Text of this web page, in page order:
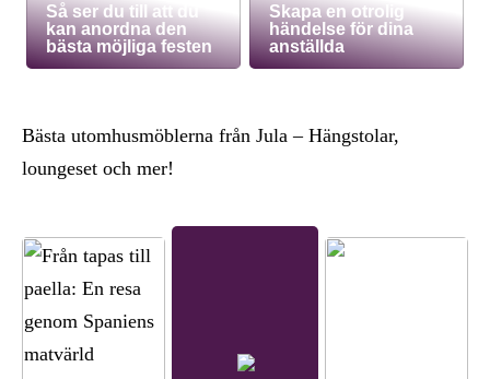
Så ser du till att du
kan anordna den
bästa möjliga festen
Skapa en otrolig
händelse för dina
anställda
Bästa utomhusmöblerna från Jula – Hängstolar,
loungeset och mer!